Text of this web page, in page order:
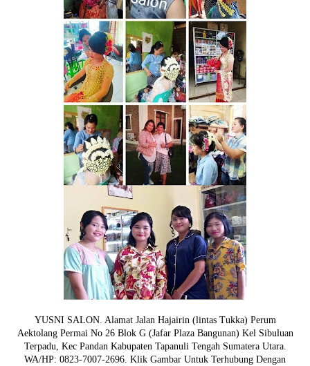
YUSNI SALON. Alamat Jalan Hajairin (lintas Tukka) Perum
Aektolang Permai No 26 Blok G (Jafar Plaza Bangunan) Kel Sibuluan
Terpadu, Kec Pandan Kabupaten Tapanuli Tengah Sumatera Utara.
WA/HP: 0823-7007-2696. Klik Gambar Untuk Terhubung Dengan